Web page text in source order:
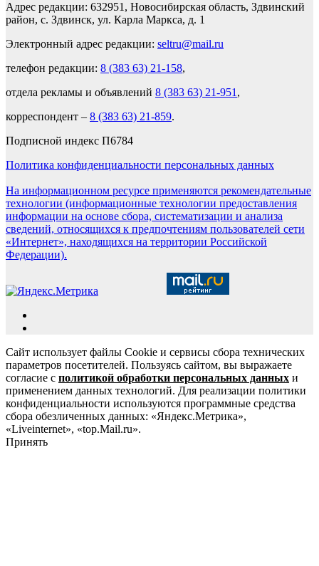
Адрес редакции: 632951, Новосибирская область, Здвинский
район, с. Здвинск, ул. Карла Маркса, д. 1
Электронный адрес редакции: seltru@mail.ru
телефон редакции: 8 (383 63) 21-158,
отдела рекламы и объявлений 8 (383 63) 21-951 ,
корреспондент – 8 (383 63) 21-859.
Подписной индекс П6784
Политика конфиденциальности персональных данных
На информационном ресурсе применяются рекомендательные
технологии (информационные технологии предоставления
информации на основе сбора, систематизации и анализа
сведений, относящихся к предпочтениям пользователей сети
«Интернет», находящихся на территории Российской
Федерации).
Сайт использует файлы Cookie и сервисы сбора технических
параметров посетителей. Пользуясь сайтом, вы выражаете
согласие с политикой обработки персональных данных и
применением данных технологий. Для реализации политики
конфиденциальности используются программные средства
сбора обезличенных данных: «Яндекс.Метрика»,
«Liveinternet», «top.Mail.ru».
Принять